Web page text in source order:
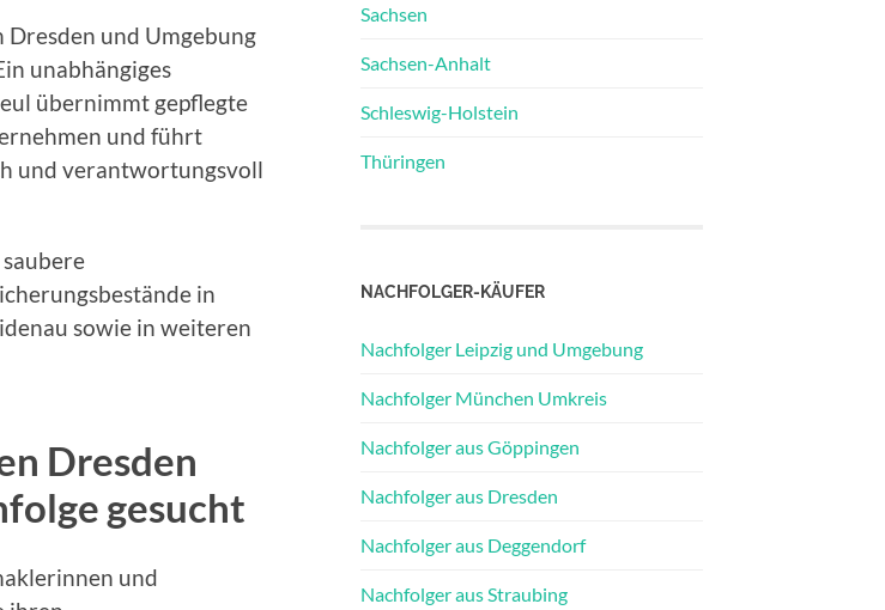
und Umgebung
unabhängiges
übernimmt gepflegte
und führt
und verantwortungsvoll
in
sowie in weiteren
Dresden
gesucht
und
Sachsen
Sachsen-Anhalt
Schleswig-Holstein
Thüringen
NACHFOLGER-KÄUFER
Nachfolger Leipzig und Umgebung
Nachfolger München Umkreis
Nachfolger aus Göppingen
Nachfolger aus Dresden
Nachfolger aus Deggendorf
Nachfolger aus Straubing